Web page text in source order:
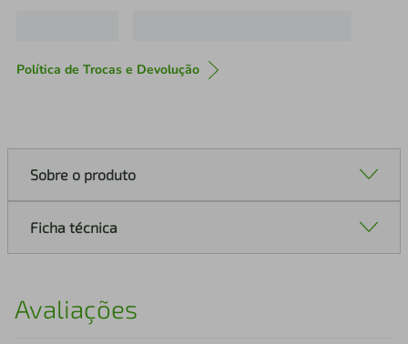
Política de Trocas e Devolução
Sobre o produto
Ficha técnica
Avaliações